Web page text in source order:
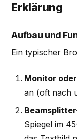
Erklärung
Aufbau und
Ein typischer
Monitor
an (oft nach
Spiegel im